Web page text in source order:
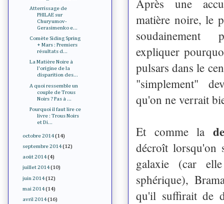
Après une
matière noire, le
expliquer
pulsars dans le
"simplement"
qu'on ne verrait
Et comme la
décroît lorsqu'on
galaxie (car
sphérique),
qu'il suffirait de
Atterrissage de
PHILAE sur
Churyumov-
Gerasimenko e...
Comète Siding Spring
+ Mars : Premiers
résultats d...
La Matière Noire à
l'origine de la
disparition des...
A quoi ressemble un
couple de Trous
Noirs ? Pas à ...
Pourquoi il faut lire ce
livre : Trous Noirs
et Di...
octobre 2014 (14)
septembre 2014 (12)
août 2014 (4)
juillet 2014 (10)
juin 2014 (12)
mai 2014 (14)
avril 2014 (16)